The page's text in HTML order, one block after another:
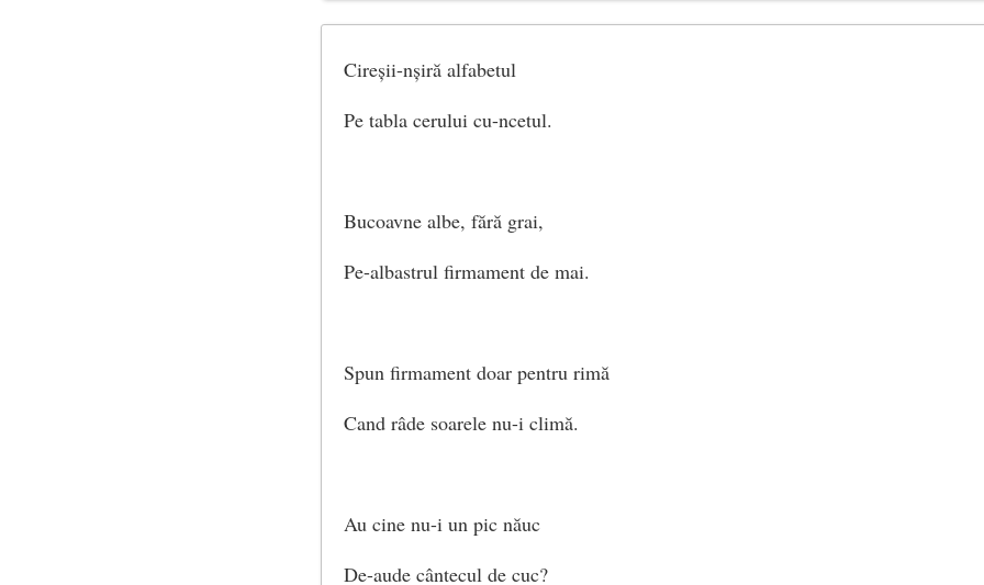
Cireșii-nșiră alfabetul
Pe tabla cerului cu-ncetul.
Bucoavne albe, fără grai,
Pe-albastrul firmament de mai.
Spun firmament doar pentru rimă
Cand râde soarele nu-i climă.
Au cine nu-i un pic năuc
De-aude cântecul de cuc?